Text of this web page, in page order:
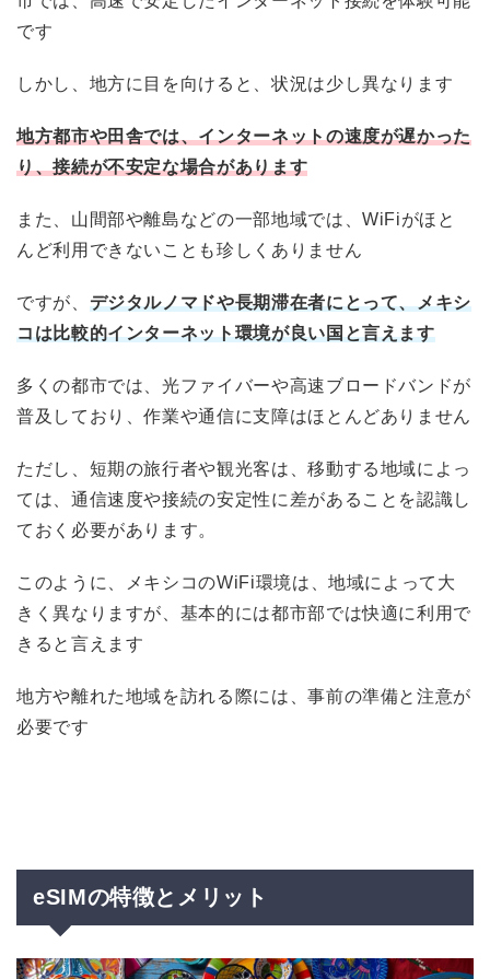
です
しかし、地方に目を向けると、状況は少し異なります
地方都市や田舎では、インターネットの速度が遅かった
り、接続が不安定な場合があります
また、山間部や離島などの一部地域では、WiFiがほと
んど利用できないことも珍しくありません
ですが、 デジタルノマドや長期滞在者にとって、メキシ
コは比較的インターネット環境が良い国と言えます
多くの都市では、光ファイバーや高速ブロードバンドが
普及しており、作業や通信に支障はほとんどありません
ただし、短期の旅行者や観光客は、移動する地域によっ
ては、通信速度や接続の安定性に差があることを認識し
ておく必要があります。
このように、メキシコのWiFi環境は、地域によって大
きく異なりますが、基本的には都市部では快適に利用で
きると言えます
地方や離れた地域を訪れる際には、事前の準備と注意が
必要です
eSIMの特徴とメリット